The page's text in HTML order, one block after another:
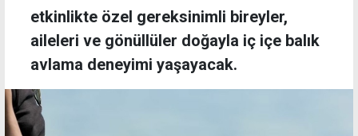
etkinlikte özel gereksinimli bireyler,
aileleri ve gönüllüler doğayla iç içe balık
avlama deneyimi yaşayacak.